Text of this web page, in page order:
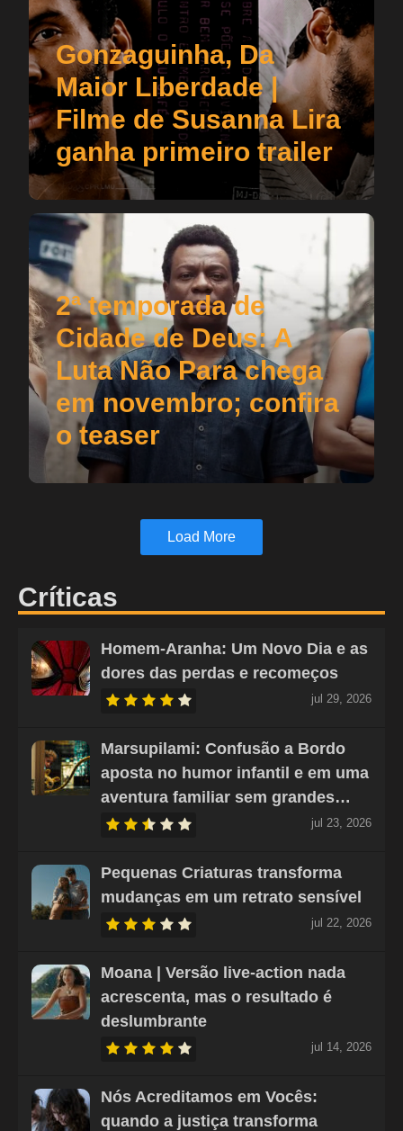
Gonzaguinha, Da
Maior Liberdade |
Filme de Susanna Lira
ganha primeiro trailer
2ª temporada de
Cidade de Deus: A
Luta Não Para chega
em novembro; confira
o teaser
Load More
Críticas
Homem-Aranha: Um Novo Dia e as
dores das perdas e recomeços
jul 29, 2026
Marsupilami: Confusão a Bordo
aposta no humor infantil e em uma
aventura familiar sem grandes…
jul 23, 2026
Pequenas Criaturas transforma
mudanças em um retrato sensível
jul 22, 2026
Moana | Versão live-action nada
acrescenta, mas o resultado é
deslumbrante
jul 14, 2026
Nós Acreditamos em Vocês:
quando a justiça transforma